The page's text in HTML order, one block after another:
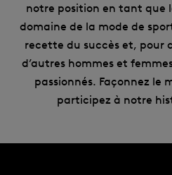
notre position en tant que
domaine de la mode de
recette du succès et, pour
d’autres hommes et
passionnés. Façonnez le
participez à notre